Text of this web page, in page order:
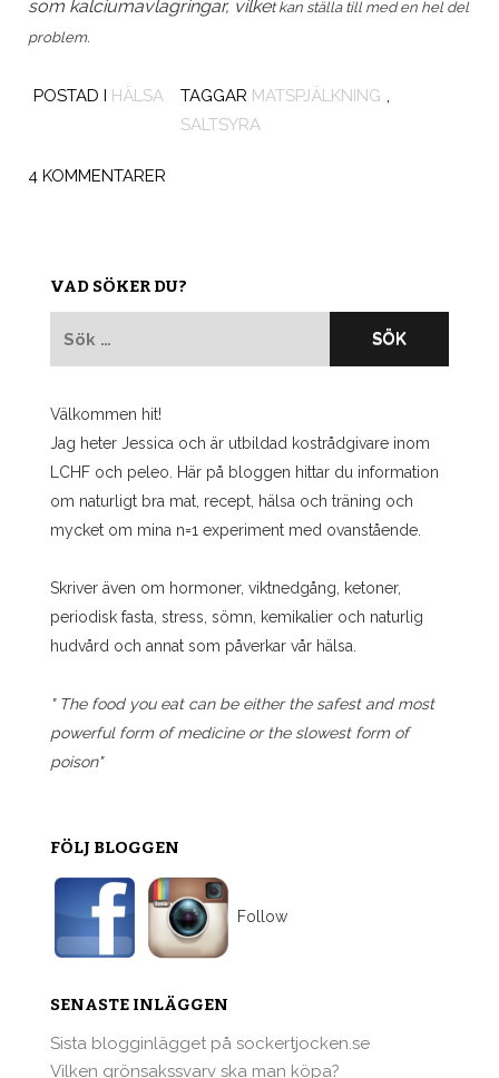
som kalciumavlagringar, vilket kan ställa till med en hel del
problem.
POSTAD I HÄLSA TAGGAR MATSPJÄLKNING ,
SALTSYRA
4 KOMMENTARER
VAD SÖKER DU?
Välkommen hit!
Jag heter Jessica och är utbildad kostrådgivare inom
LCHF och peleo. Här på bloggen hittar du information
om naturligt bra mat, recept, hälsa och träning och
mycket om mina n=1 experiment med ovanstående.
Skriver även om hormoner, viktnedgång, ketoner,
periodisk fasta, stress, sömn, kemikalier och naturlig
hudvård och annat som påverkar vår hälsa.
" The food you eat can be either the safest and most
powerful form of medicine or the slowest form of
poison"
FÖLJ BLOGGEN
Follow
SENASTE INLÄGGEN
Sista blogginlägget på sockertjocken.se
Vilken grönsakssvarv ska man köpa?